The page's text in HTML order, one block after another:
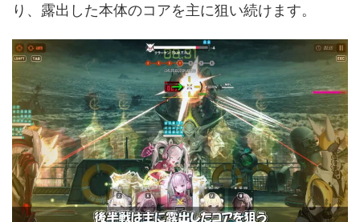
り、露出した本体のコアを主に狙い続けます。